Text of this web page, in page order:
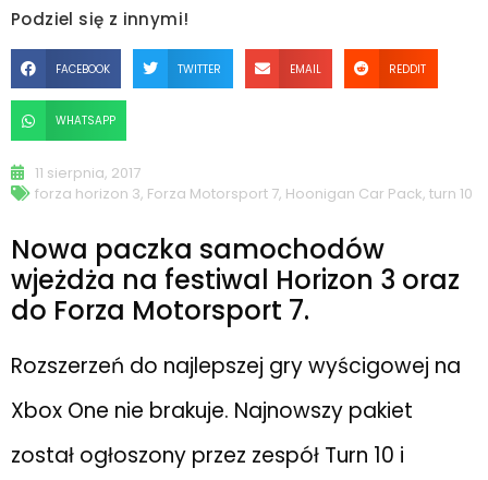
Podziel się z innymi!
FACEBOOK TWITTER EMAIL REDDIT
WHATSAPP
11 sierpnia, 2017
forza horizon 3, Forza Motorsport 7, Hoonigan Car Pack, turn 10
Nowa paczka samochodów
wjeżdża na festiwal Horizon 3 oraz
do Forza Motorsport 7.
Rozszerzeń do najlepszej gry wyścigowej na
Xbox One nie brakuje. Najnowszy pakiet
został ogłoszony przez zespół Turn 10 i